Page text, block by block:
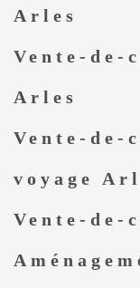
Arles
Vente-de-
Arles
Vente-de-
voyage
Vente-de-